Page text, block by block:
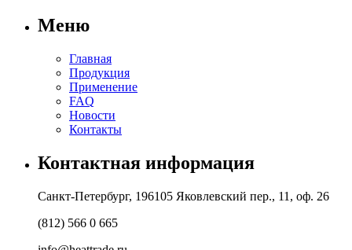
Меню
Главная
Продукция
Применение
FAQ
Новости
Контакты
Контактная информация
Санкт-Петербург, 196105 Яковлевский пер., 11, оф. 26
(812) 566 0 665